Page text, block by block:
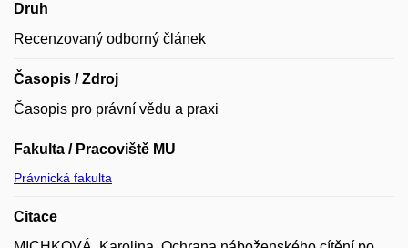
Druh
Recenzovaný odborný článek
Časopis / Zdroj
Časopis pro právní vědu a praxi
Fakulta / Pracoviště MU
Právnická fakulta
Citace